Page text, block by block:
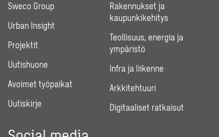
Sweco Group
Urban Insight
Projektit
Uutishuone
Avoimet työpaikat
Uutiskirje
Rakennukset ja
kaupunkikehitys
Teollisuus, energia ja
ympäristö
Infra ja liikenne
Arkkitehtuuri
Digitaaliset ratkaisut